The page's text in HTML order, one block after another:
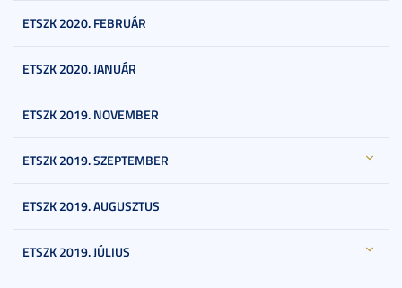
ETSZK 2020. FEBRUÁR
ETSZK 2020. JANUÁR
ETSZK 2019. NOVEMBER
ETSZK 2019. SZEPTEMBER
ETSZK 2019. AUGUSZTUS
ETSZK 2019. JÚLIUS